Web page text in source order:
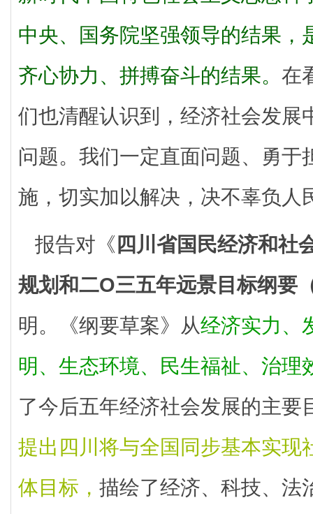
中央、国务院坚强领导的结果，
齐心协力、拼搏奋斗的结果。 在
们也清醒认识到，经济社会发展
问题。我们一定直面问题、勇于
施，切实加以解决，决不辜负人
报告对《 四川省国民经济和社
规划和二O三五年远景目标纲要
明。《纲要草案》从经济实力、
明、生态环境、民生福祉、治理
了今后五年经济社会发展的主要
提出四川将与全国同步基本实现
体目标， 描绘了经济、科技、法